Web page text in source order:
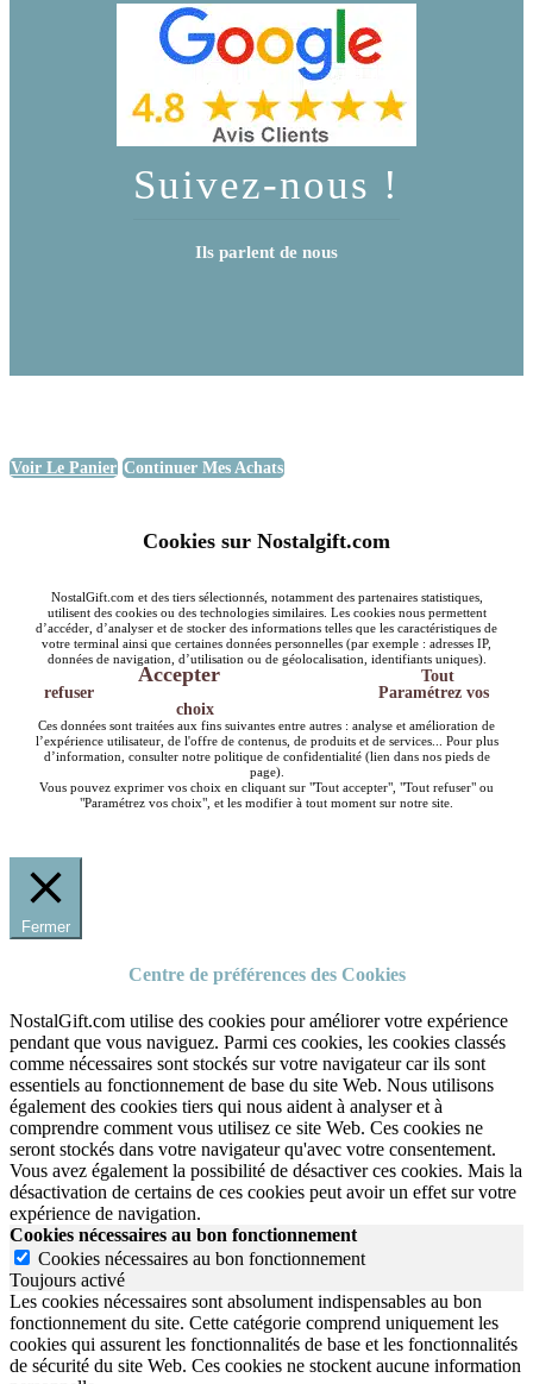
Suivez-nous !
Ils parlent de nous
Voir Le Panier Continuer Mes Achats
Cookies sur Nostalgift.com
NostalGift.com et des tiers sélectionnés, notamment des partenaires statistiques,
utilisent des cookies ou des technologies similaires. Les cookies nous permettent
d’accéder, d’analyser et de stocker des informations telles que les caractéristiques de
votre terminal ainsi que certaines données personnelles (par exemple : adresses IP,
données de navigation, d’utilisation ou de géolocalisation, identifiants uniques).
Accepter
Tout
refuser
Paramétrez vos
choix
Ces données sont traitées aux fins suivantes entre autres : analyse et amélioration de
l’expérience utilisateur, de l'offre de contenus, de produits et de services... Pour plus
d’information, consulter notre politique de confidentialité (lien dans nos pieds de
page).
Vous pouvez exprimer vos choix en cliquant sur "Tout accepter", "Tout refuser" ou
"Paramétrez vos choix", et les modifier à tout moment sur notre site.
Fermer
Centre de préférences des Cookies
NostalGift.com utilise des cookies pour améliorer votre expérience
pendant que vous naviguez. Parmi ces cookies, les cookies classés
comme nécessaires sont stockés sur votre navigateur car ils sont
essentiels au fonctionnement de base du site Web. Nous utilisons
également des cookies tiers qui nous aident à analyser et à
comprendre comment vous utilisez ce site Web. Ces cookies ne
seront stockés dans votre navigateur qu'avec votre consentement.
Vous avez également la possibilité de désactiver ces cookies. Mais la
désactivation de certains de ces cookies peut avoir un effet sur votre
expérience de navigation.
Cookies nécessaires au bon fonctionnement
Cookies nécessaires au bon fonctionnement
Toujours activé
Les cookies nécessaires sont absolument indispensables au bon
fonctionnement du site. Cette catégorie comprend uniquement les
cookies qui assurent les fonctionnalités de base et les fonctionnalités
de sécurité du site Web. Ces cookies ne stockent aucune information